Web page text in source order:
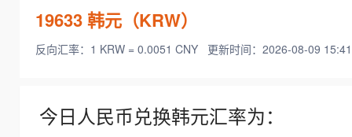
19633韩元（KRW）
反向汇率：1 KRW = 0.0051 CNY 更新时间：2026-08-09
今日人民币兑换韩元汇率为：